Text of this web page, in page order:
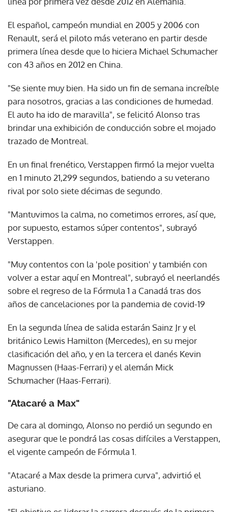
El español, campeón mundial en 2005 y 2006 con
Renault, será el piloto más veterano en partir desde
primera línea desde que lo hiciera Michael Schumacher
con 43 años en 2012 en China.
"Se siente muy bien. Ha sido un fin de semana increíble
para nosotros, gracias a las condiciones de humedad.
El auto ha ido de maravilla", se felicitó Alonso tras
brindar una exhibición de conducción sobre el mojado
trazado de Montreal.
En un final frenético, Verstappen firmó la mejor vuelta
en 1 minuto 21,299 segundos, batiendo a su veterano
rival por solo siete décimas de segundo.
"Mantuvimos la calma, no cometimos errores, así que,
por supuesto, estamos súper contentos", subrayó
Verstappen.
"Muy contentos con la 'pole position' y también con
volver a estar aquí en Montreal", subrayó el neerlandés
sobre el regreso de la Fórmula 1 a Canadá tras dos
años de cancelaciones por la pandemia de covid-19
En la segunda línea de salida estarán Sainz Jr y el
británico Lewis Hamilton (Mercedes), en su mejor
clasificación del año, y en la tercera el danés Kevin
Magnussen (Haas-Ferrari) y el alemán Mick
Schumacher (Haas-Ferrari).
"Atacaré a Max"
De cara al domingo, Alonso no perdió un segundo en
asegurar que le pondrá las cosas difíciles a Verstappen,
el vigente campeón de Fórmula 1.
"Atacaré a Max desde la primera curva", advirtió el
asturiano.